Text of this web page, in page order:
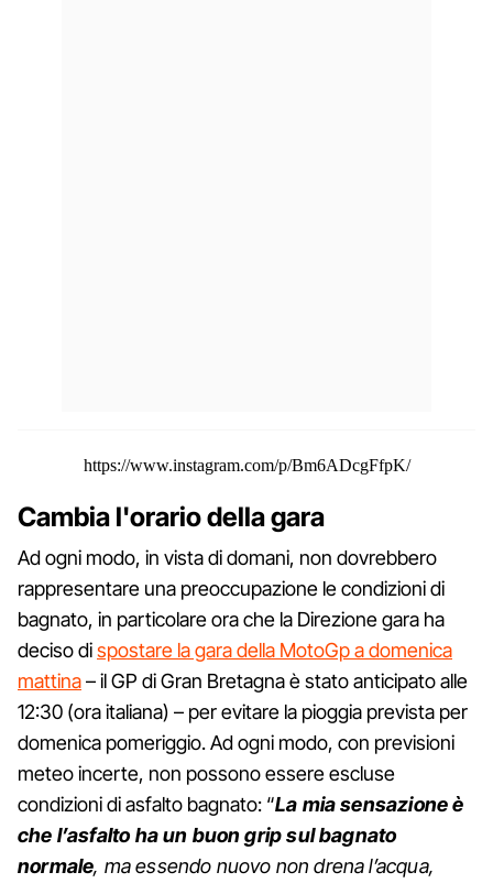
https://www.instagram.com/p/Bm6ADcgFfpK/
Cambia l'orario della gara
Ad ogni modo, in vista di domani, non dovrebbero
rappresentare una preoccupazione le condizioni di
bagnato, in particolare ora che la Direzione gara ha
deciso dispostare la gara della MotoGp a domenica
mattina– il GP di Gran Bretagna è stato anticipato alle
12:30 (ora italiana) – per evitare la pioggia prevista per
domenica pomeriggio. Ad ogni modo, con previsioni
meteo incerte, non possono essere escluse
condizioni di asfalto bagnato: “La mia sensazione è
che l’asfalto ha un buon grip sul bagnato
normale, ma essendo nuovo non drena l’acqua,